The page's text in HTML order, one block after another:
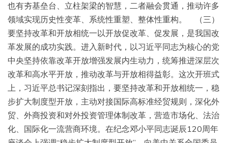
也有夯基垒台、立柱架梁的智慧，二者融会贯通，推动许多
领域实现历史性变革、系统性重塑、整体性重构。 （三）
要坚持改革和开放相统一以开放促改革、促发展，是我国改
革发展的成功实践。进入新时代，以习近平同志为核心的党
中央坚持依靠改革开放增强发展内生动力，统筹推进深层次
改革和高水平开放，推动改革与开放相得益彰。这次开班式
上，习近平总书记深刻指出，要坚持改革和开放相统一，稳
步扩大制度型开放，主动对接国际高标准经贸规则，深化外
贸、外商投资和对外投资管理体制改革，营造市场化、法治
化、国际化一流营商环境。在纪念邓小平同志诞辰120周年